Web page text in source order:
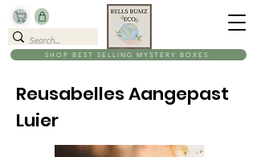
SHOP BEST SELLING MYSTERY BOXES
Reusabelles Aangepast
Luier